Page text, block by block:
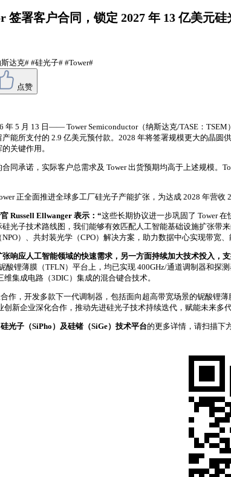
签署客户合同，锁定 2027 年 13 亿美元硅
达克# #硅光子# #Tower#
点赞
年 5 月 13 日—— Tower Semiconductor（纳斯达克/TASE：
能所支付的 2.9 亿美元预付款。2028 年将签署规模更大的晶
关键作用。
同承诺，实际客户总需求及 Tower 出货预期均高于上述规模。
正全面推进全球多工厂硅光子产能扩张，为达成 2028 年营收
Russell Ellwanger 表示：“这些长期协议进一步巩固了 Tower
光子技术路线图，我们能够有效匹配人工智能基础设施扩张
）、共封装光学（CPO）解决方案，助力数据中心实现带宽
响应人工智能领域的快速需求，另一方面持续加大技术投入，
酸锂薄膜（TFLN）平台上，均已实现 400GHz/通道调制器和
维集成电路（3DIC）集成的混合键合技术。
作，开发多款下一代调制器，包括面向超高带宽场景的铌酸
创新企业深化合作，推动先进硅光子技术持续迭代，赋能未来多
光子（SiPho）及硅锗（SiGe）技术平台的更多详情，请扫描下